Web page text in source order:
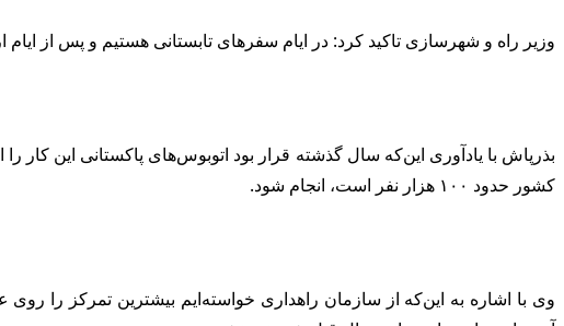
وزیر راه و شهرسازی تاکید کرد: در ایام سفرهای تابستانی هستیم و پس از
بذرپاش با یادآوری این‌که سال گذشته قرار بود اتوبوس‌های پاکستانی این کار
کشور حدود ۱۰۰ هزار نفر است، انجام شود.